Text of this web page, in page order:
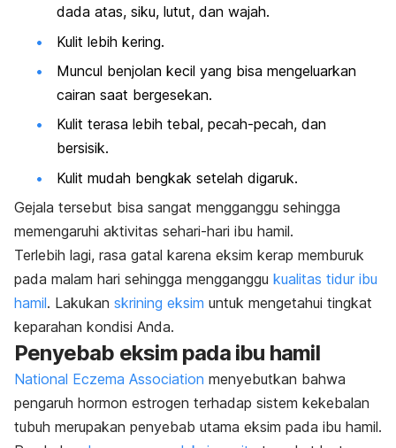
dada atas, siku, lutut, dan wajah.
Kulit lebih kering.
Muncul benjolan kecil yang bisa mengeluarkan
cairan saat bergesekan.
Kulit terasa lebih tebal, pecah-pecah, dan
bersisik.
Kulit mudah bengkak setelah digaruk.
Gejala tersebut bisa sangat mengganggu sehingga
memengaruhi aktivitas sehari-hari ibu hamil.
Terlebih lagi, rasa gatal karena eksim kerap memburuk
pada malam hari sehingga mengganggu kualitas tidur ibu
hamil. Lakukan skrining eksim untuk mengetahui tingkat
keparahan kondisi Anda.
Penyebab eksim pada ibu hamil
National Eczema Association menyebutkan bahwa
pengaruh hormon estrogen terhadap sistem kekebalan
tubuh merupakan penyebab utama eksim pada ibu hamil.